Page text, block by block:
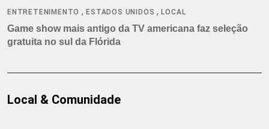
ENTRETENIMENTO ,ESTADOS UNIDOS ,LOCAL
Game show mais antigo da TV americana faz seleção
gratuita no sul da Flórida
Local & Comunidade